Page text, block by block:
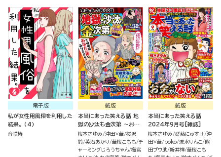
電子版
私が女性用風俗を利用した
結果。 （4）
音咲椿
紙版
本当にあった笑える話 地
獄の沙汰も金次第 ～お金
にまつわるウラ話大集合～
桜木さゆみ 沖田×華 桜沢
鈴 英治あかり 華桜こもも チ
ャーミングじろうちゃん 梅宮
紙版
本当にあった笑える話
2024年9月号[雑誌]
桜木さゆみ 磋藤にゅすけ 沖
田×華 poko 流水りんこ 熊
田プウ助 新井祥 華桜こも